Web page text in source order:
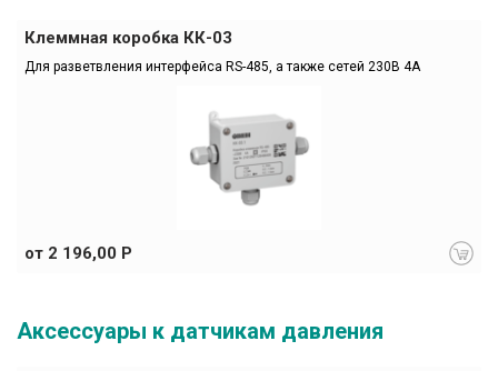
Клеммная коробка КК-03
Для разветвления интерфейса RS-485, а также сетей 230В 4А
от 2 196,00 Р
Аксессуары к датчикам давления